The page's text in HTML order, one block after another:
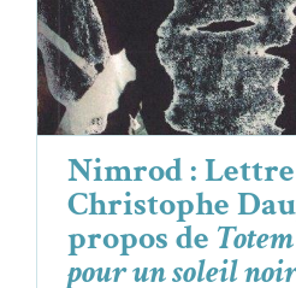
Nimrod :
Christophe
propos de
pour un soleil